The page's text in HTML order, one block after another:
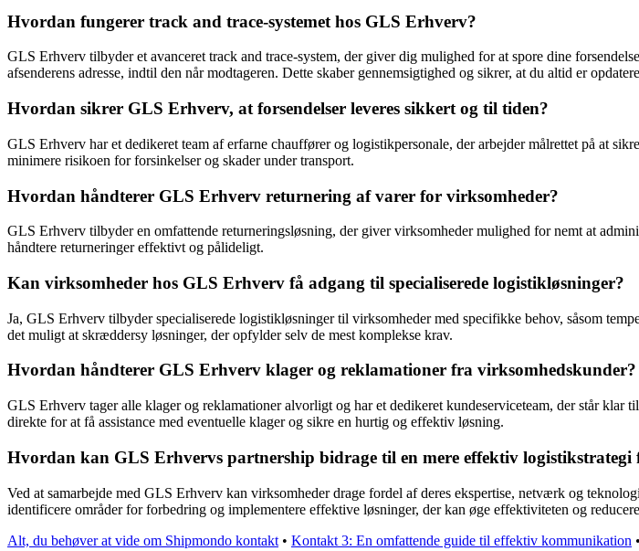
Hvordan fungerer track and trace-systemet hos GLS Erhverv?
GLS Erhverv tilbyder et avanceret track and trace-system, der giver dig mulighed for at spore dine
afsenderens adresse, indtil den når modtageren. Dette skaber gennemsigtighed og sikrer, at du altid er
Hvordan sikrer GLS Erhverv, at forsendelser leveres sikkert og til tiden?
GLS Erhverv har et dedikeret team af erfarne chauffører og logistikpersonale, der arbejder målrettet på at
minimere risikoen for forsinkelser og skader under transport.
Hvordan håndterer GLS Erhverv returnering af varer for virksomheder?
GLS Erhverv tilbyder en omfattende returneringsløsning, der giver virksomheder mulighed for nemt at
håndtere returneringer effektivt og pålideligt.
Kan virksomheder hos GLS Erhverv få adgang til specialiserede logistikløsninger?
Ja, GLS Erhverv tilbyder specialiserede logistikløsninger til virksomheder med specifikke behov, såsom
det muligt at skræddersy løsninger, der opfylder selv de mest komplekse krav.
Hvordan håndterer GLS Erhverv klager og reklamationer fra virksomhedskunder?
GLS Erhverv tager alle klager og reklamationer alvorligt og har et dedikeret kundeserviceteam, der står
direkte for at få assistance med eventuelle klager og sikre en hurtig og effektiv løsning.
Hvordan kan GLS Erhvervs partnership bidrage til en mere effektiv logistikstrategi
Ved at samarbejde med GLS Erhverv kan virksomheder drage fordel af deres ekspertise, netværk og
identificere områder for forbedring og implementere effektive løsninger, der kan øge effektiviteten og
Alt, du behøver at vide om Shipmondo kontakt • Kontakt 3: En omfattende guide til effektiv kommunikation •